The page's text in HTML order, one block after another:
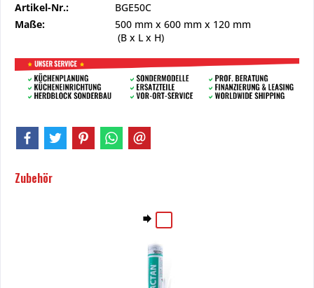
Artikel-Nr.:
BGE50C
Maße:
500 mm x 600 mm x 120 mm
(B x L x H)
Zubehör